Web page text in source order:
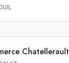
HC
Chatellerault